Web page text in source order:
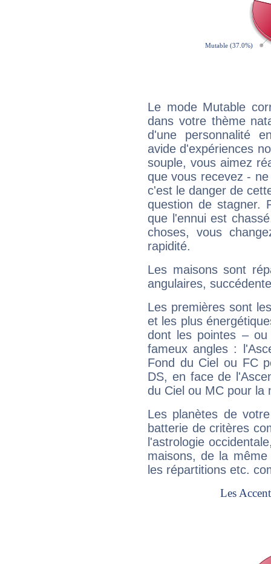
Le mode Mutable
dans votre thème
d'une personnalité
avide d'expériences
souple, vous aimez
que vous recevez -
c'est le danger de
question de stagner.
que l'ennui est
choses, vous
rapidité.
Les maisons sont
angulaires,
Les premières sont
et les plus
dont les pointes –
fameux angles :
Fond du Ciel ou FC
DS, en face de
du Ciel ou MC pour la
Les planètes de
batterie de critères
l'astrologie
maisons, de la
les répartitions etc.